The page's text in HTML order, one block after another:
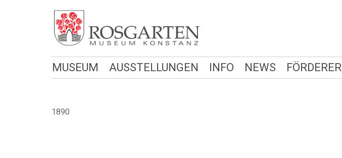
MUSEUM AUSSTELLUNGEN INFO NEWS FÖRDERER
1890